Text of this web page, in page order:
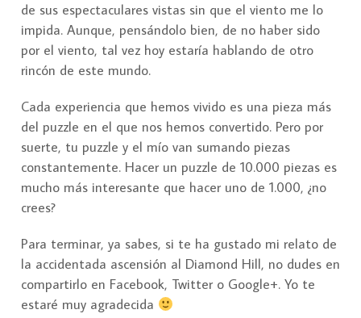
de sus espectaculares vistas sin que el viento me lo
impida. Aunque, pensándolo bien, de no haber sido
por el viento, tal vez hoy estaría hablando de otro
rincón de este mundo.
Cada experiencia que hemos vivido es una pieza más
del puzzle en el que nos hemos convertido. Pero por
suerte, tu puzzle y el mío van sumando piezas
constantemente. Hacer un puzzle de 10.000 piezas es
mucho más interesante que hacer uno de 1.000, ¿no
crees?
Para terminar, ya sabes, si te ha gustado mi relato de
la accidentada ascensión al Diamond Hill, no dudes en
compartirlo en Facebook, Twitter o Google+. Yo te
estaré muy agradecida